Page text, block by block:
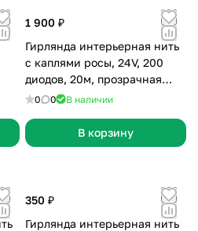
1 900 ₽
Гирлянда интерьерная нить
с каплями росы, 24V, 200
диодов, 20м, прозрачная
медная нить, хамелеон, USB,
0 0 В наличии
В корзину
350 ₽
Гирлянда интерьерная нить